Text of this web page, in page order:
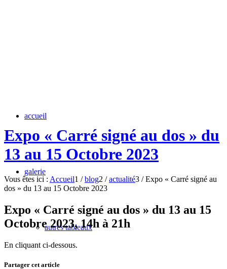
accueil
galerie
autres tableaux
Expo « Carré signé au dos » du
13 au 15 Octobre 2023
Vous êtes ici : Accueil1 / blog2 / actualité3 / Expo « Carré signé au
dos » du 13 au 15 Octobre 2023
Expo « Carré signé au dos » du 13 au 15
Octobre 2023, 14h à 21h
En cliquant ci-dessous.
Partager cet article